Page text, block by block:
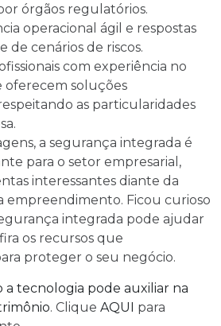
órgãos regulatórios.
operacional ágil e respostas
de cenários de riscos.
com experiência no
oferecem soluções
as particularidades
a segurança integrada é
para o setor empresarial,
interessantes diante da
empreendimento. Ficou curioso
integrada pode ajudar
os recursos que
proteger o seu negócio.
a tecnologia pode auxiliar na
. Clique AQUI para